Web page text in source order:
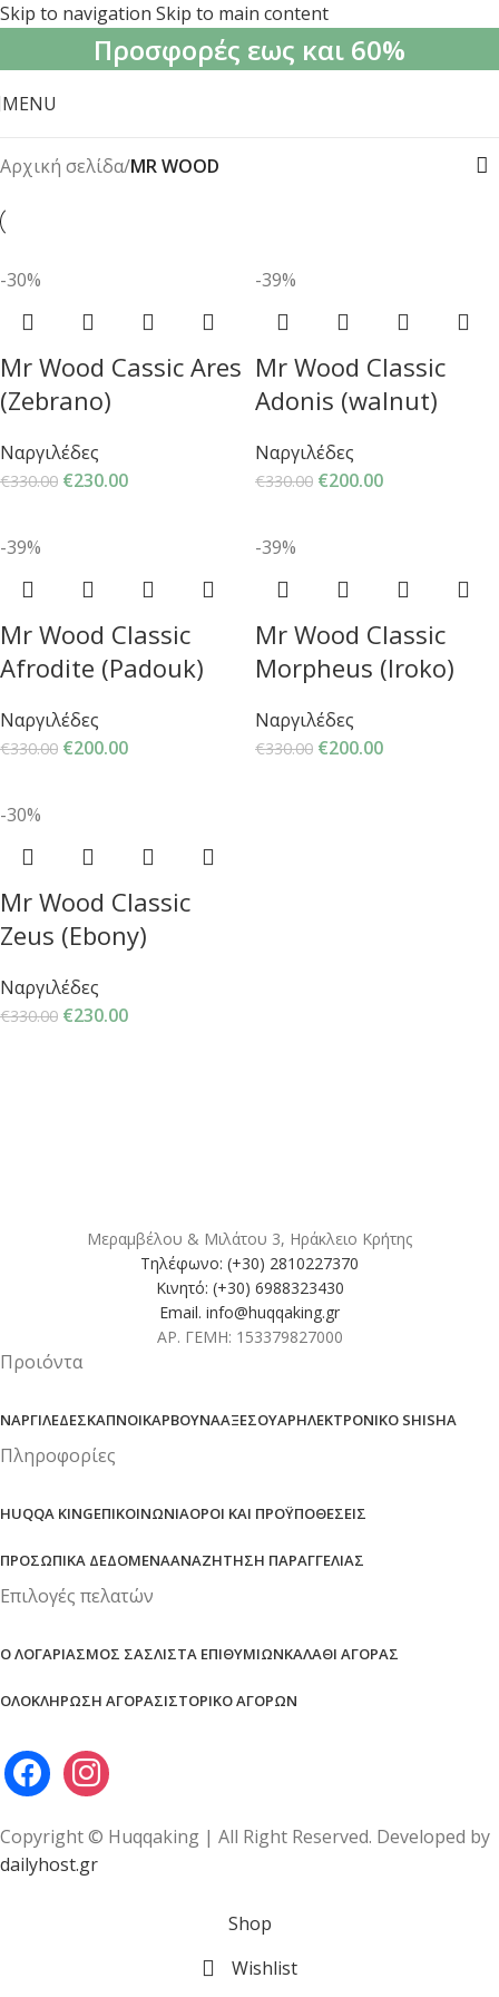
Skip to navigation Skip to main content
Προσφορές εως και 60%
MENU
Αρχική σελίδα/MR WOOD
-30%
Mr Wood Cassic Ares
(Zebrano)
Ναργιλέδες
€330.00 €230.00
-39%
Mr Wood Classic
Adonis (walnut)
Ναργιλέδες
€330.00 €200.00
-39%
Mr Wood Classic
Afrodite (Padouk)
Ναργιλέδες
€330.00 €200.00
-39%
Mr Wood Classic
Morpheus (Iroko)
Ναργιλέδες
€330.00 €200.00
-30%
Mr Wood Classic
Zeus (Ebony)
Ναργιλέδες
€330.00 €230.00
Μεραμβέλου & Μιλάτου 3, Ηράκλειο Κρήτης
Τηλέφωνο: (+30) 2810227370
Κινητό: (+30) 6988323430
Email. info@huqqaking.gr
ΑΡ. ΓΕΜΗ: 153379827000
Προιόντα
ΝΑΡΓΙΛΈΔΕΣΚΑΠΝΟΊΚΆΡΒΟΥΝΑΑΞΕΣΟΥΆΡΗΛΕΚΤΡΟΝΙΚΌ SHISHA
Πληροφορίες
HUQQA KINGΕΠΙΚΟΙΝΩΝΊΑΌΡΟΙ ΚΑΙ ΠΡΟΫΠΟΘΈΣΕΙΣ
ΠΡΟΣΩΠΙΚΆ ΔΕΔΟΜΈΝΑΑΝΑΖΉΤΗΣΗ ΠΑΡΑΓΓΕΛΊΑΣ
Επιλογές πελατών
Ο ΛΟΓΑΡΙΑΣΜΌΣ ΣΑΣΛΊΣΤΑ ΕΠΙΘΥΜΙΏΝΚΑΛΆΘΙ ΑΓΟΡΆΣ
ΟΛΟΚΛΉΡΩΣΗ ΑΓΟΡΆΣΙΣΤΟΡΙΚΌ ΑΓΟΡΏΝ
Copyright © Huqqaking | All Right Reserved. Developed by
dailyhost.gr
Shop
Wishlist